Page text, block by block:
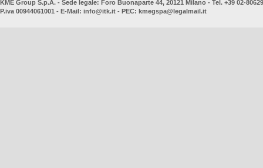
KME Group S.p.A. - Sede legale: Foro Buonaparte 44, 20121 Milano - Tel. +39 02-
P.iva 00944061001 - E-Mail: info@itk.it - PEC: kmegspa@legalmail.it